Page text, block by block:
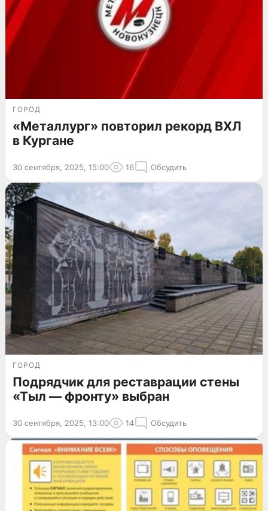
ГОРОД
«Металлург» повторил рекорд ВХЛ
в Кургане
30 сентября, 2025, 15:00 16 Обсудить
ГОРОД
Подрядчик для реставрации стены
«Тыл — фронту» выбран
30 сентября, 2025, 13:00 14 Обсудить